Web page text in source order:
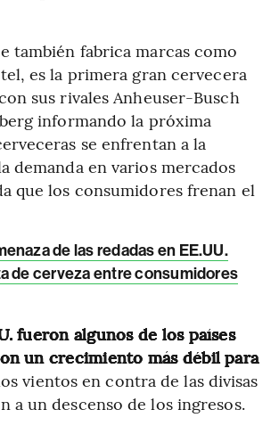
también fabrica marcas como
es la primera gran cervecera
sus rivales Anheuser-Busch
informando la próxima
se enfrentan a la
demanda en varios mercados
que los consumidores frenan el
de las redadas en EE.UU.
de cerveza entre consumidores
fueron algunos de los países
un crecimiento más débil para
vientos en contra de las divisas
a un descenso de los ingresos.